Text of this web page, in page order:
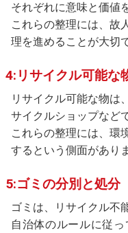
それぞれに意味と価値
これらの整理には、故
理を進めることが大切
4:リサイクル可能な
リサイクル可能な物は
サイクルショップなど
これらの整理には、環
するという側面があり
5:ゴミの分別と処分
ゴミは、リサイクル不
自治体のルールに従